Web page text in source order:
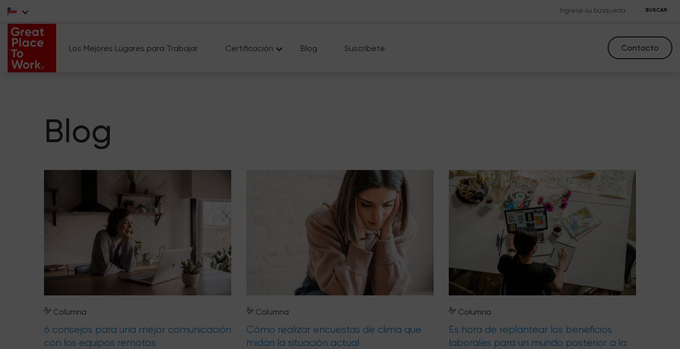
BUSCAR
Los Mejores Lugares para Trabajar Certificación Blog Suscríbete Contacto
Blog
Columna
6 consejos para una mejor comunicación
con los equipos remotos
Columna
Cómo realizar encuestas de clima que
midan la situación actual
Columna
Es hora de replantear los beneficios
laborales para un mundo posterior a la